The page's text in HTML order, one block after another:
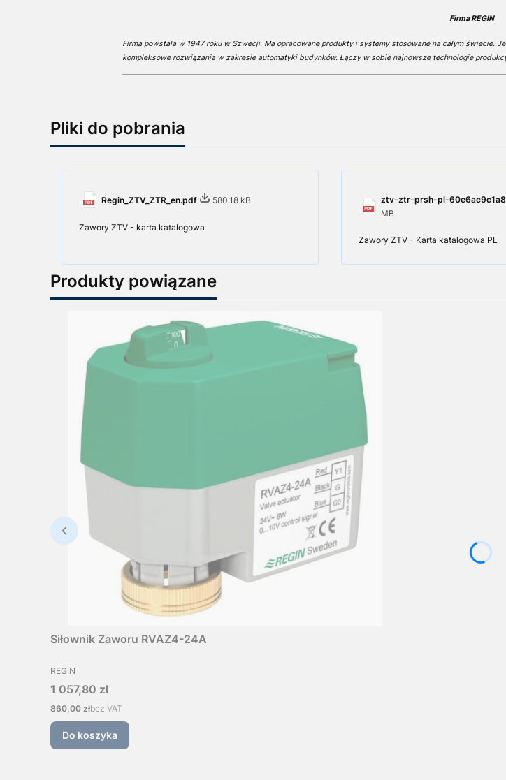
Firma REGIN
Firma powstała w 1947 roku w Szwecji. Ma opracowane produkty i systemy stosowane na całym świecie.
kompleksowe rozwiązania w zakresie automatyki budynków. Łączy w sobie najnowsze technologie
Pliki do pobrania
Regin_ZTV_ZTR_en.pdf 580.18 kB
Zawory ZTV - karta katalogowa
ztv-ztr-prsh-pl-
MB
Zawory ZTV - Karta katalogowa PL
Produkty powiązane
Siłownik Zaworu RVAZ4-24A
PRODUCENT
REGIN
Cena
1 057,80 zł
Cena
860,00 złbez VAT
Do koszyka